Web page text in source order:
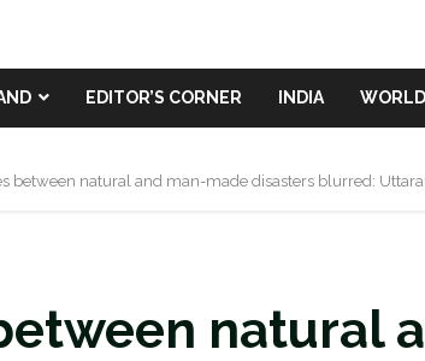
EDITOR’S CORNER INDIA WORLD
between natural and man-made disasters blurred:
natural